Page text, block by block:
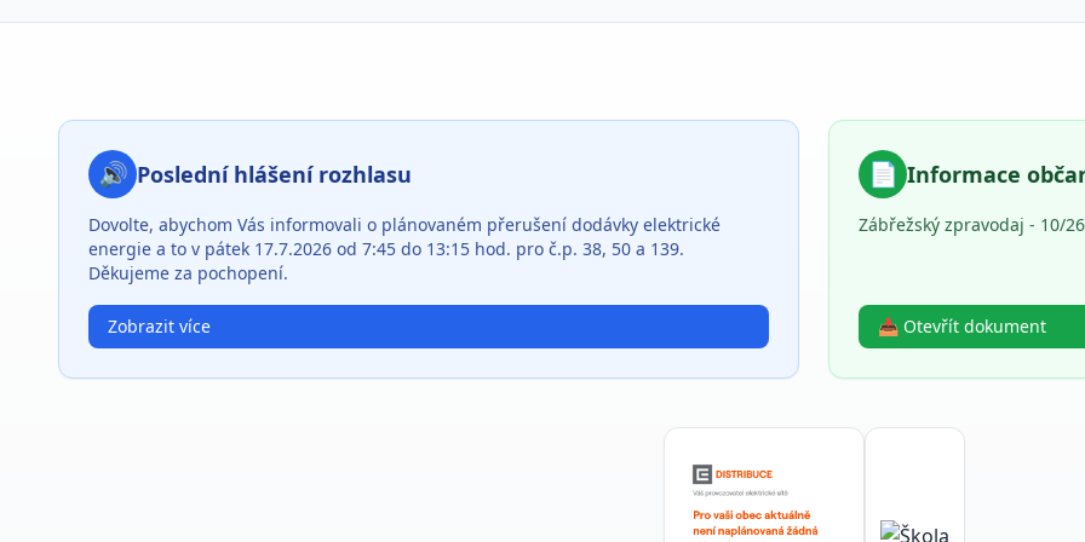
🔊 Poslední hlášení rozhlasu
Dovolte, abychom Vás informovali o plánovaném přerušení dodávky elektrické
energie a to v pátek 17.7.2026 od 7:45 do 13:15 hod. pro č.p. 38, 50 a 139.
Děkujeme za pochopení.
Zobrazit více
📄 Informace
Zábřežský zpravodaj - 10/26
📥 Otevřít dokument